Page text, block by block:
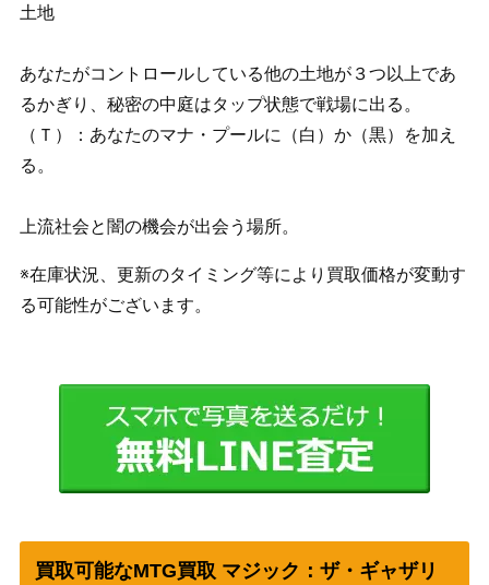
土地
あなたがコントロールしている他の土地が３つ以上であ
るかぎり、秘密の中庭はタップ状態で戦場に出る。
（Ｔ）：あなたのマナ・プールに（白）か（黒）を加え
る。
上流社会と闇の機会が出会う場所。
※在庫状況、更新のタイミング等により買取価格が変動す
る可能性がございます。
買取可能なMTG買取 マジック：ザ・ギャザリ